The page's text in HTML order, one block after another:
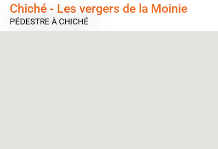
Chiché - Les vergers de la Moinie
PÉDESTRE À CHICHÉ